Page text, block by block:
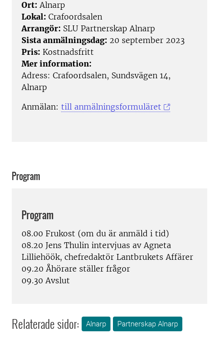
Ort: Alnarp
Lokal: Crafoordsalen
Arrangör: SLU Partnerskap Alnarp
Sista anmälningsdag: 20 september 2023
Pris: Kostnadsfritt
Mer information:
Adress: Crafoordsalen, Sundsvägen 14,
Alnarp
Anmälan: till anmälningsformuläret
Program
Program
08.00 Frukost (om du är anmäld i tid)
08.20 Jens Thulin intervjuas av Agneta
Lilliehöök, chefredaktör Lantbrukets Affärer
09.20 Åhörare ställer frågor
09.30 Avslut
Relaterade sidor: Alnarp Partnerskap Alnarp